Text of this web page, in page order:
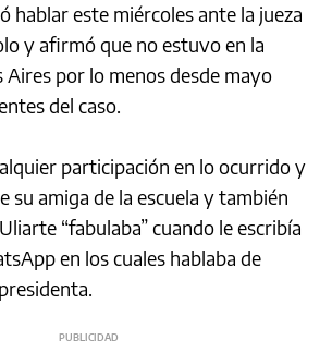
hablar este miércoles ante la jueza
y afirmó que no estuvo en la
Aires por lo menos desde mayo
del caso.
participación en lo ocurrido y
su amiga de la escuela y también
“fabulaba” cuando le escribía
en los cuales hablaba de